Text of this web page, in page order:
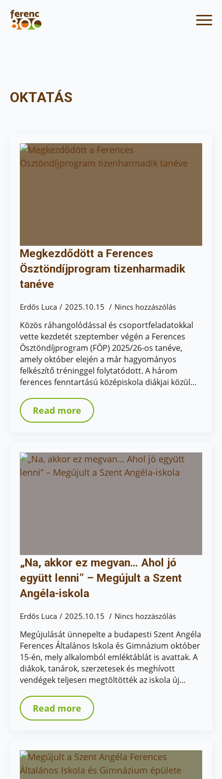
OKTATÁS
Megkezdődött a Ferences
Ösztöndíjprogram tizenharmadik
tanéve
Erdős Luca 2025.10.15 Nincs hozzászólás
Közös ráhangolódással és csoportfeladatokkal
vette kezdetét szeptember végén a Ferences
Ösztöndíjprogram (FÖP) 2025/26-os tanéve,
amely október elején a már hagyományos
felkészítő tréninggel folytatódott. A három
ferences fenntartású középiskola diákjai közül…
Read more
„Na, akkor ez megvan… Ahol jó
együtt lenni” – Megújult a Szent
Angéla-iskola
Erdős Luca 2025.10.15 Nincs hozzászólás
Megújulását ünnepelte a budapesti Szent Angéla
Ferences Általános Iskola és Gimnázium október
15-én, mely alkalomból emléktáblát is avattak. A
diákok, tanárok, szerzetesek és meghívott
vendégek teljesen megtöltötték az iskola új…
Read more